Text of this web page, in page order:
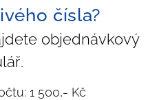
čísla?
objednávkový
1 500,- Kč